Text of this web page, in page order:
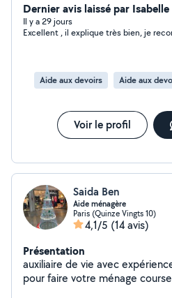
apprendre de la construction
je peux la lui transmettre.
Solidworks pour le dessin des
Dernier avis laissé par
Il y a 29 jours
Excellent , il explique très bien, je
Aide aux devoirs Aide aux
Voir le profil
Saida Ben
Aide ménagère
Paris (Quinze Vingts 10)
4,1/5 (14 avis)
Présentation
auxiliaire de vie avec
pour faire votre ménage